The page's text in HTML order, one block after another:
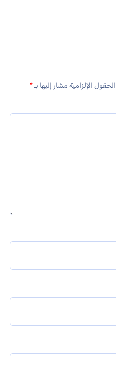
الحقول الإلزامية مشار إليها بـ*